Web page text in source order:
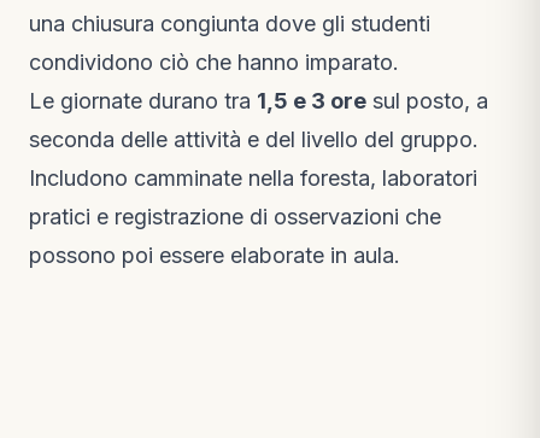
una chiusura congiunta dove gli studenti
condividono ciò che hanno imparato.
Le giornate durano tra 1,5 e 3 ore sul posto, a
seconda delle attività e del livello del gruppo.
Includono camminate nella foresta, laboratori
pratici e registrazione di osservazioni che
possono poi essere elaborate in aula.